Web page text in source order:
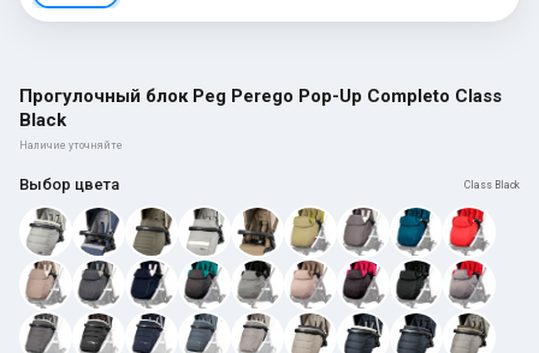
Прогулочный блок Peg Perego Pop-Up Completo Class
Black
Наличие уточняйте
Выбор цвета Class Black